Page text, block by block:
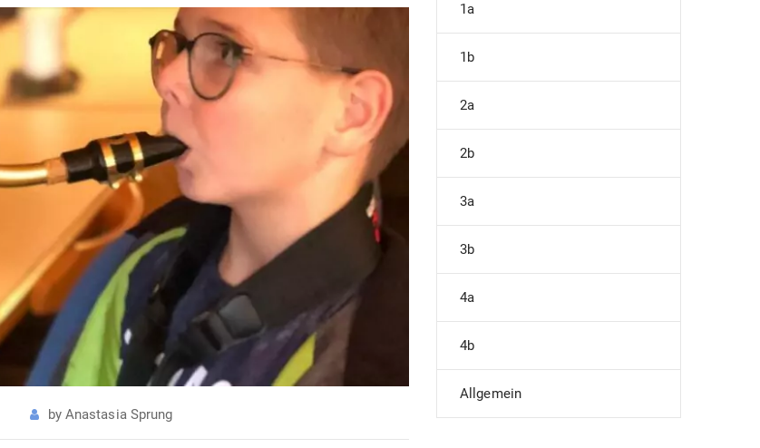
by Anastasia Sprung
1a
1b
2a
2b
3a
3b
4a
4b
Allgemein